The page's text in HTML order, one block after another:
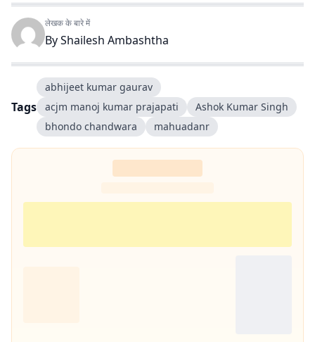
लेखक के बारे में
ByShailesh Ambashtha
Tags
abhijeet kumar gaurav
acjm manoj kumar prajapati
Ashok Kumar Singh
bhondo chandwara
mahuadanr